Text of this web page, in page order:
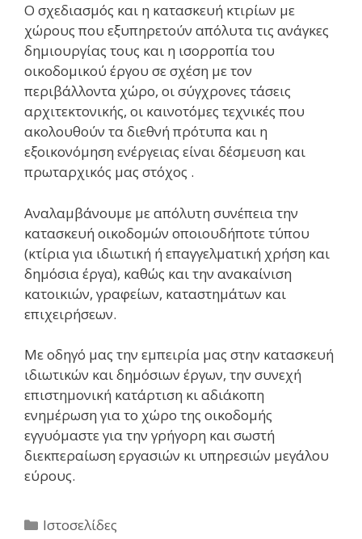
Ο σχεδιασμός και η κατασκευή κτιρίων με
χώρους που εξυπηρετούν απόλυτα τις ανάγκες
δημιουργίας τους και η ισορροπία του
οικοδομικού έργου σε σχέση με τον
περιβάλλοντα χώρο, οι σύγχρονες τάσεις
αρχιτεκτονικής, οι καινοτόμες τεχνικές που
ακολουθούν τα διεθνή πρότυπα και η
εξοικονόμηση ενέργειας είναι δέσμευση και
πρωταρχικός μας στόχος .
Αναλαμβάνουμε με απόλυτη συνέπεια την
κατασκευή οικοδομών οποιουδήποτε τύπου
(κτίρια για ιδιωτική ή επαγγελματική χρήση και
δημόσια έργα), καθώς και την ανακαίνιση
κατοικιών, γραφείων, καταστημάτων και
επιχειρήσεων.
Με οδηγό μας την εμπειρία μας στην κατασκευή
ιδιωτικών και δημόσιων έργων, την συνεχή
επιστημονική κατάρτιση κι αδιάκοπη
ενημέρωση για το χώρο της οικοδομής
εγγυόμαστε για την γρήγορη και σωστή
διεκπεραίωση εργασιών κι υπηρεσιών μεγάλου
εύρους.
Κατηγορίες
Ιστοσελίδες